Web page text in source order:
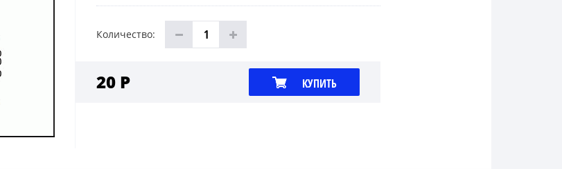
Количество:
20 Р КУПИТЬ